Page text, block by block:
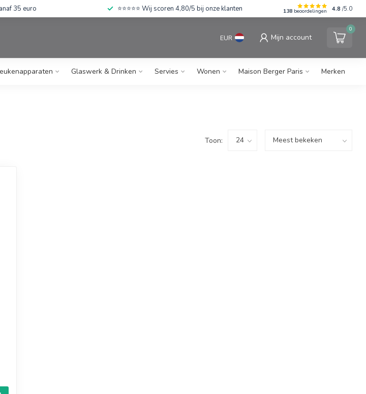
35 euro ⭐⭐⭐⭐⭐ Wij scoren 4,80/5 bij onze klanten 138 beoordelingen 4.8 /5.0
EUR Mijn account
0
Glaswerk & Drinken Servies Wonen Maison Berger Paris Merken
Toon: